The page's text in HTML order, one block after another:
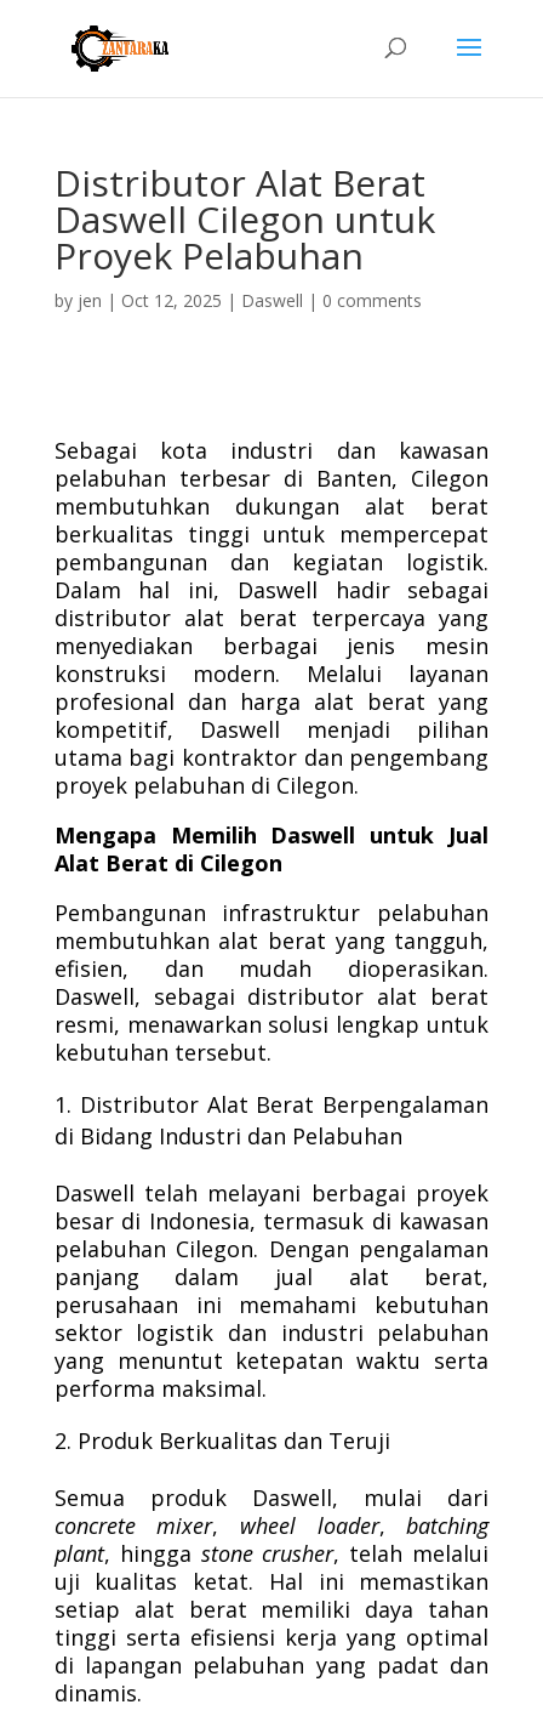
Distributor Alat Berat
Daswell Cilegon untuk
Proyek Pelabuhan
by jen | Oct 12, 2025 | Daswell | 0 comments
Sebagai kota industri dan kawasan
pelabuhan terbesar di Banten, Cilegon
membutuhkan dukungan alat berat
berkualitas tinggi untuk mempercepat
pembangunan dan kegiatan logistik.
Dalam hal ini, Daswell hadir sebagai
distributor alat berat terpercaya yang
menyediakan berbagai jenis mesin
konstruksi modern. Melalui layanan
profesional dan harga alat berat yang
kompetitif, Daswell menjadi pilihan
utama bagi kontraktor dan pengembang
proyek pelabuhan di Cilegon.
Mengapa Memilih Daswell untuk Jual
Alat Berat di Cilegon
Pembangunan infrastruktur pelabuhan
membutuhkan alat berat yang tangguh,
efisien, dan mudah dioperasikan.
Daswell, sebagai distributor alat berat
resmi, menawarkan solusi lengkap untuk
kebutuhan tersebut.
Distributor Alat Berat Berpengalaman
di Bidang Industri dan Pelabuhan
Daswell telah melayani berbagai proyek
besar di Indonesia, termasuk di kawasan
pelabuhan Cilegon. Dengan pengalaman
panjang dalam jual alat berat,
perusahaan ini memahami kebutuhan
sektor logistik dan industri pelabuhan
yang menuntut ketepatan waktu serta
performa maksimal.
Produk Berkualitas dan Teruji
Semua produk Daswell, mulai dari
concrete mixer, wheel loader,batching
plant, hingga stone crusher, telah melalui
uji kualitas ketat. Hal ini memastikan
setiap alat berat memiliki daya tahan
tinggi serta efisiensi kerja yang optimal
di lapangan pelabuhan yang padat dan
dinamis.